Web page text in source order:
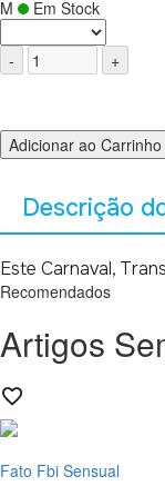
M Em Stock
Adicionar ao Carrinho
Descrição
Este Carnaval,
Recomendados
Artigos
Fato Fbi Sensual